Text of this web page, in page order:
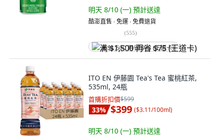
明天 8/10 (一) 預計送達
酷澎直售 ∙ 免運 ∙ 免費退貨
(555)
满 $1,500 再省 $75 (王道卡)
ITO EN 伊藤園 Tea's Tea 蜜桃紅茶,
535ml, 24瓶
首購折扣價$599
33% $399 ($3.11/100ml)
明天 8/10 (一) 預計送達